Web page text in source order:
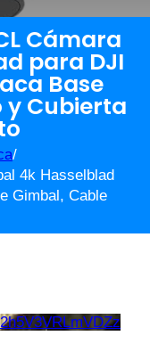
Cámara
para DJI
Base
y Cubierta
/
4k Hasselblad
Gimbal, Cable